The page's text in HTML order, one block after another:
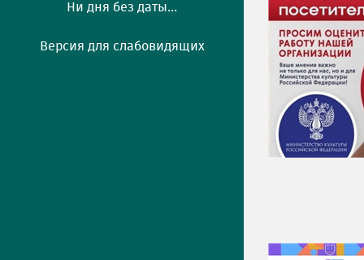
Ни дня без даты...
Версия для слабовидящих